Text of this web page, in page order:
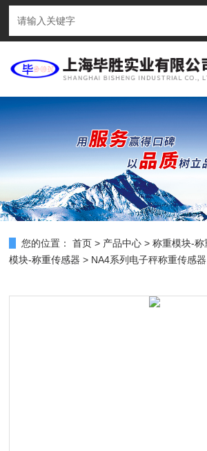
您的位置： 首页 > 产品中心 >称重模块-称
模块-称重传感器 > NA4系列电子秤称重传感器